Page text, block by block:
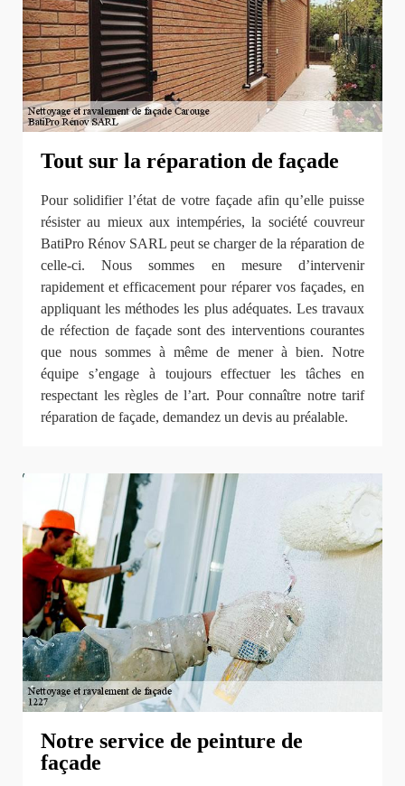
Tout sur la réparation de façade
Pour solidifier l’état de votre façade afin qu’elle puisse
résister au mieux aux intempéries, la société couvreur
BatiPro Rénov SARL peut se charger de la réparation de
celle-ci. Nous sommes en mesure d’intervenir
rapidement et efficacement pour réparer vos façades, en
appliquant les méthodes les plus adéquates. Les travaux
de réfection de façade sont des interventions courantes
que nous sommes à même de mener à bien. Notre
équipe s’engage à toujours effectuer les tâches en
respectant les règles de l’art. Pour connaître notre tarif
réparation de façade, demandez un devis au préalable.
Notre service de peinture de
façade